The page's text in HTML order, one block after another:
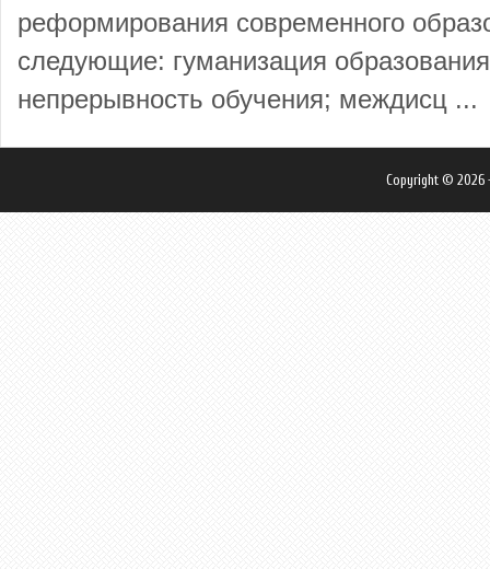
реформирования современного
следующие: гуманизация
непрерывность обучения; междисц ...
Copyright © 2026